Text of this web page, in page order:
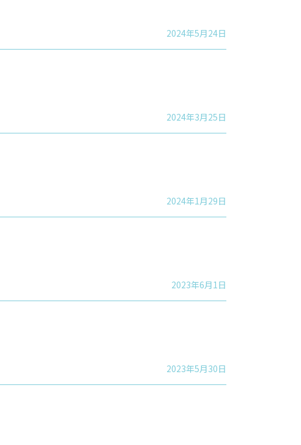
2024年5月24日
2024年3月25日
2024年1月29日
2023年6月1日
2023年5月30日